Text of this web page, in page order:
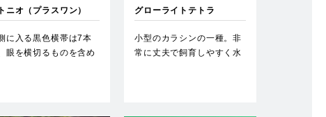
ニオ（プラスワン）
に入る黒色横帯は7本
眼を横切るものを含め
グローライトテトラ
小型のカラシンの一種。非
常に丈夫で飼育しやすく水